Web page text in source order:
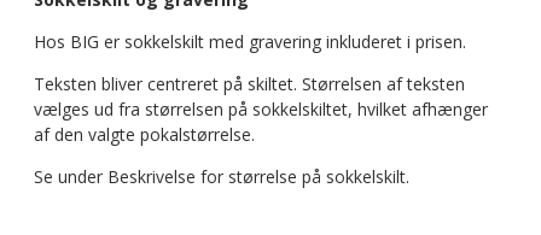
Hos BIG er sokkelskilt med gravering inkluderet i prisen.
Teksten bliver centreret på skiltet. Størrelsen af teksten
vælges ud fra størrelsen på sokkelskiltet, hvilket afhænger
af den valgte pokalstørrelse.
Se under Beskrivelse for størrelse på sokkelskilt.